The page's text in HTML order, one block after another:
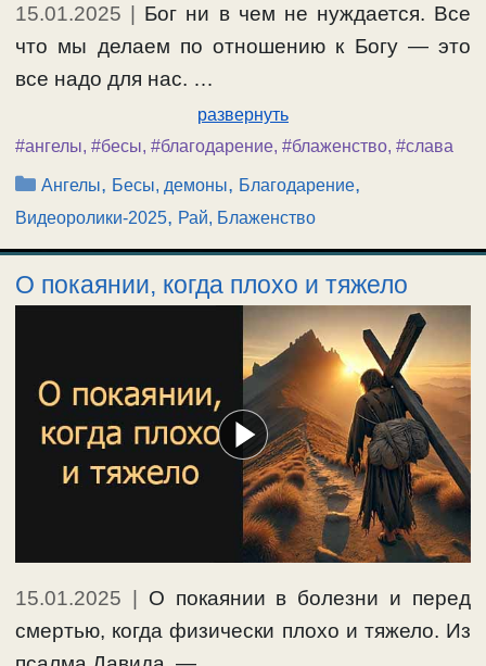
15.01.2025 | Бог ни в чем не нуждается. Все
что мы делаем по отношению к Богу — это
все надо для нас. …
развернуть
#ангелы, #бесы, #благодарение, #блаженство, #слава
Рубрики
Ангелы, Бесы, демоны, Благодарение,
Видеоролики-2025, Рай, Блаженство
О покаянии, когда плохо и тяжело
15.01.2025
О покаянии в болезни и перед
смертью, когда физически плохо и тяжело. Из